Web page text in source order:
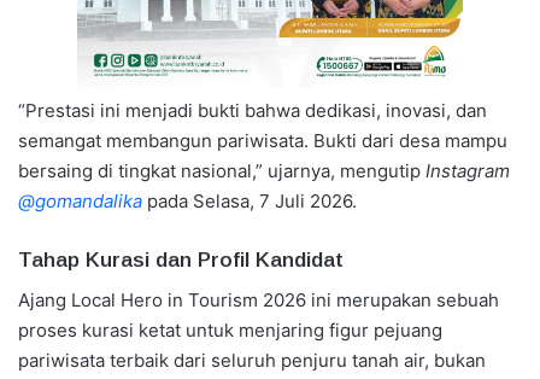
“Prestasi ini menjadi bukti bahwa dedikasi, inovasi, dan
semangat membangun pariwisata. Bukti dari desa mampu
bersaing di tingkat nasional,” ujarnya, mengutip Instagram
@gomandalika pada Selasa, 7 Juli 2026.
Tahap Kurasi dan Profil Kandidat
Ajang Local Hero in Tourism 2026 ini merupakan sebuah
proses kurasi ketat untuk menjaring figur pejuang
pariwisata terbaik dari seluruh penjuru tanah air, bukan